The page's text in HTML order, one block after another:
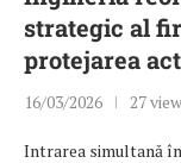
strategic al
protejarea
16/03/2026 27
Intrarea simultană